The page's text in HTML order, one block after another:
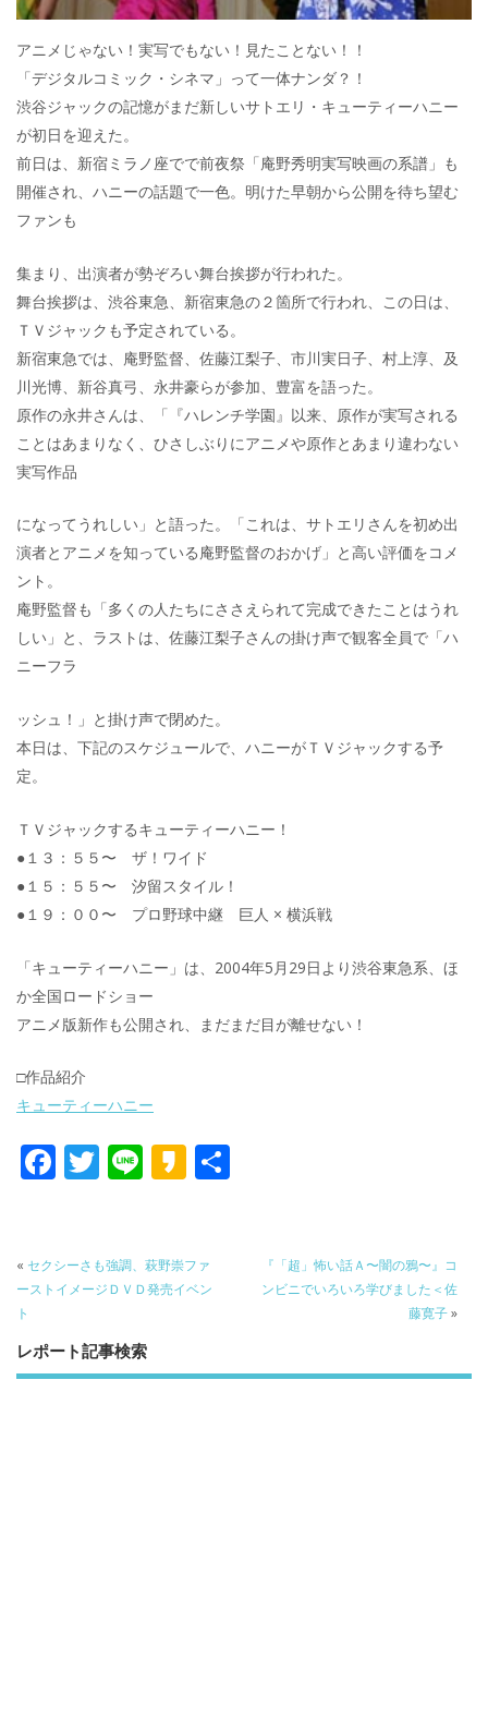
アニメじゃない！実写でもない！見たことない！！
「デジタルコミック・シネマ」って一体ナンダ？！
渋谷ジャックの記憶がまだ新しいサトエリ・キューティーハニー
が初日を迎えた。
前日は、新宿ミラノ座でで前夜祭「庵野秀明実写映画の系譜」も
開催され、ハニーの話題で一色。明けた早朝から公開を待ち望む
ファンも
集まり、出演者が勢ぞろい舞台挨拶が行われた。
舞台挨拶は、渋谷東急、新宿東急の２箇所で行われ、この日は、
ＴＶジャックも予定されている。
新宿東急では、庵野監督、佐藤江梨子、市川実日子、村上淳、及
川光博、新谷真弓、永井豪らが参加、豊富を語った。
原作の永井さんは、「『ハレンチ学園』以来、原作が実写される
ことはあまりなく、ひさしぶりにアニメや原作とあまり違わない
実写作品
になってうれしい」と語った。「これは、サトエリさんを初め出
演者とアニメを知っている庵野監督のおかげ」と高い評価をコメ
ント。
庵野監督も「多くの人たちにささえられて完成できたことはうれ
しい」と、ラストは、佐藤江梨子さんの掛け声で観客全員で「ハ
ニーフラ
ッシュ！」と掛け声で閉めた。
本日は、下記のスケジュールで、ハニーがＴＶジャックする予
定。
ＴＶジャックするキューティーハニー！
●１３：５５〜 ザ！ワイド
●１５：５５〜 汐留スタイル！
●１９：００〜 プロ野球中継 巨人 × 横浜戦
「キューティーハニー」は、2004年5月29日より渋谷東急系、ほ
か全国ロードショー
アニメ版新作も公開され、まだまだ目が離せない！
□作品紹介
キューティーハニー
F
b
o
o
k
T
er
Li K
a
o
« セクシーさも強調、萩野崇ファ
ーストイメージＤＶＤ発売イベン
ト
『「超」怖い話Ａ〜闇の鴉〜』コ
ンビニでいろいろ学びました＜佐
藤寛子»
レポート記事検索